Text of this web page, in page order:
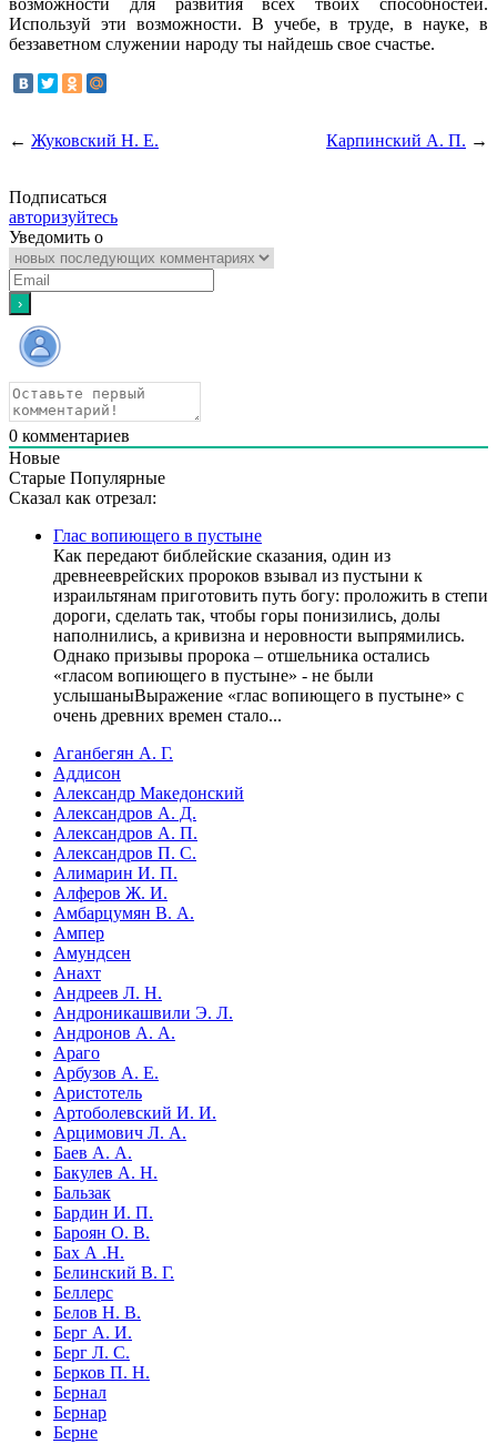
Используй эти возможности. В учебе, в труде, в науке, в
беззаветном служении народу ты найдешь свое счастье.
← Жуковский Н. Е. Карпинский А. П. →
Подписаться
авторизуйтесь
Уведомить о
0 комментариев
Новые
Старые Популярные
Сказал как отрезал:
Глас вопиющего в пустыне
Как передают библейские сказания, один из
древнееврейских пророков взывал из пустыни к
израильтянам приготовить путь богу: проложить в степи
дороги, сделать так, чтобы горы понизились, долы
наполнились, а кривизна и неровности выпрямились.
Однако призывы пророка – отшельника остались
«гласом вопиющего в пустыне» - не были
услышаныВыражение «глас вопиющего в пустыне» с
очень древних времен стало...
Аганбегян А. Г.
Аддисон
Александр Македонский
Александров А. Д.
Александров А. П.
Александров П. С.
Алимарин И. П.
Алферов Ж. И.
Амбарцумян В. А.
Ампер
Амундсен
Анахт
Андреев Л. Н.
Андроникашвили Э. Л.
Андронов А. А.
Араго
Арбузов А. Е.
Аристотель
Артоболевский И. И.
Арцимович Л. А.
Баев А. А.
Бакулев А. Н.
Бальзак
Бардин И. П.
Бароян О. В.
Бах А .Н.
Белинский В. Г.
Беллерс
Белов Н. В.
Берг А. И.
Берг Л. С.
Берков П. Н.
Бернал
Бернар
Берне